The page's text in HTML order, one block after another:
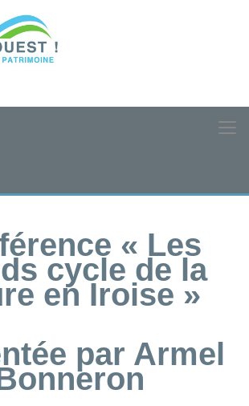
« Les
cycle de la
en Iroise »
par Armel